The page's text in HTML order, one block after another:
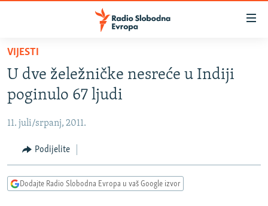
Pređite
glavni
sadržaj
Pređite
na
navigaciju
Pređite
na
VIJESTI
BOSNA I HERCEGOVINA
SRBIJA
KOSOVO
CRNA GORA
VIDEO
PODCASTI
VIJESTI
U dve želežničke nesreće u Indiji
poginulo 67 ljudi
11. juli/srpanj, 2011.
Podijelite
Dodajte Radio Slobodna Evropa u vaš Google izvor